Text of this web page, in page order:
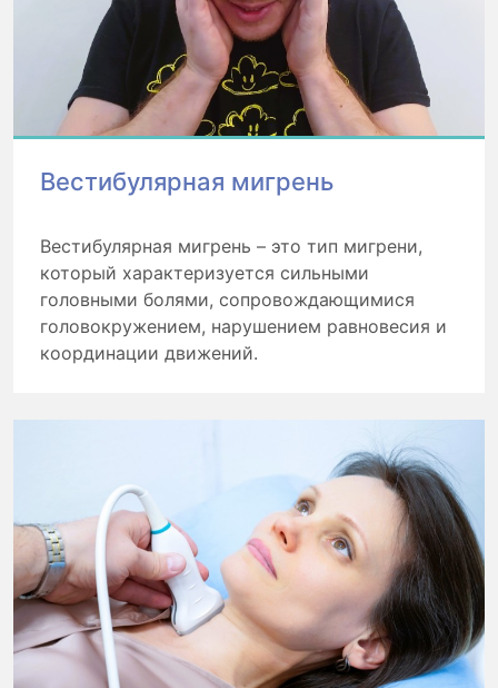
Вестибулярная мигрень
Вестибулярная мигрень – это тип мигрени,
который характеризуется сильными
головными болями, сопровождающимися
головокружением, нарушением равновесия и
координации движений.